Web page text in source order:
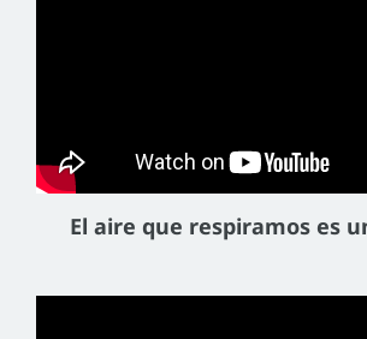
El aire que respiramos es